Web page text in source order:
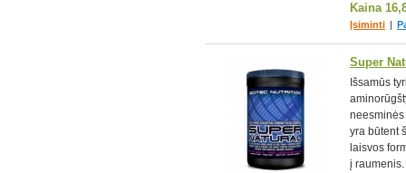
Kaina
Įsiminti |
Super
Išsamūs
yra būtent
laisvos
į